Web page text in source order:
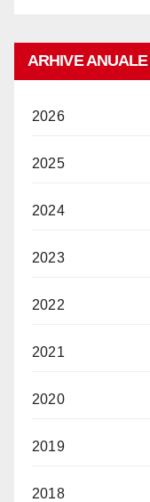
ARHIVE ANUALE
2026
2025
2024
2023
2022
2021
2020
2019
2018